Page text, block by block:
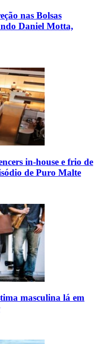
nas Bolsas
Daniel Motta,
in-house e frio de
de Puro Malte
masculina lá em